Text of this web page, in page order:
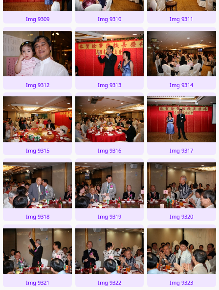
Img 9309 Img 9310 Img 9311
Img 9312 Img 9313 Img 9314
Img 9315 Img 9316 Img 9317
Img 9318 Img 9319 Img 9320
Img 9321 Img 9322 Img 9323